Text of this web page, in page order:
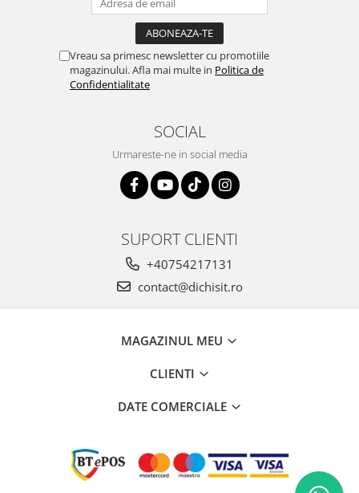
Vreau sa primesc newsletter cu promotiile
magazinului. Afla mai multe in Politica de
Confidentialitate
SOCIAL
Urmareste-ne in social media
SUPORT CLIENTI
+40754217131
contact@dichisit.ro
MAGAZINUL MEU
CLIENTI
DATE COMERCIALE